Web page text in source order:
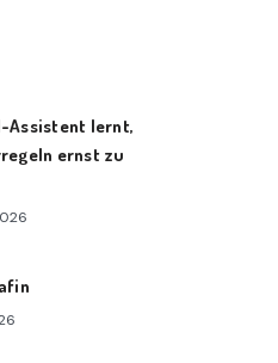
Assistent lernt,
ernst zu